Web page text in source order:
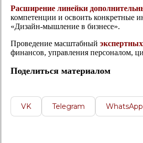
Расширение линейки
компетенции и освоить конкретные
«Дизайн-мышление в бизнесе».
Проведение масштабный
финансов, управления персоналом,
Поделиться материалом
VK Telegram WhatsApp